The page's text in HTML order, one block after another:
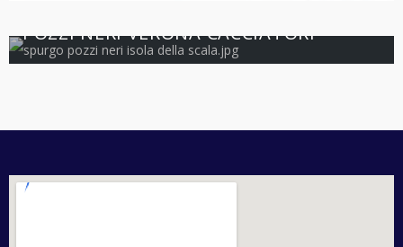
POZZI NERI VERONA CACCIATORI